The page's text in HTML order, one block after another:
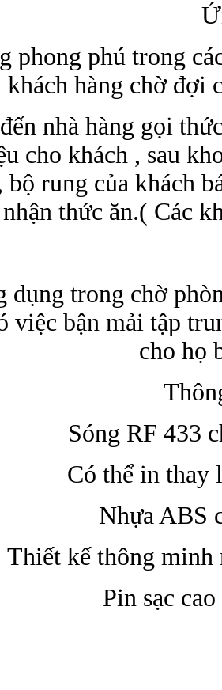
phong phú trong
hàng chờ đợi
nhà hàng gọi
cho khách , sau
bộ rung của khách
thức ăn.( Các
trong chờ
việc bận mải tập
cho họ
Sóng RF 433
Có thể in thay
Nhựa ABS
Thiết kế thông minh
Pin sạc